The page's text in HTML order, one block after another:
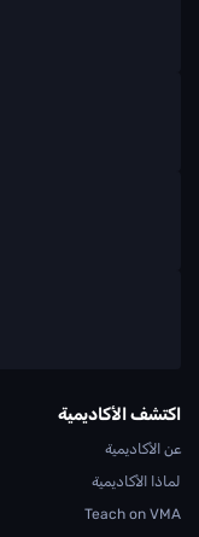
اكتشف الأكاديمية
عن الأكاديمية
لماذا الأكاديمية
Teach on VMA